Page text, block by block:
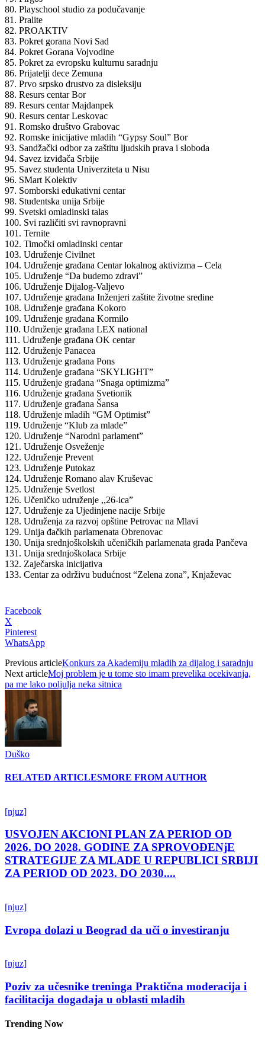
80. Playschool studio za podučavanje
81. Pralite
82. PROAKTIV
83. Pokret gorana Novi Sad
84. Pokret Gorana Vojvodine
85. Pokret za evropsku kulturnu saradnju
86. Prijatelji dece Zemuna
87. Prvo srpsko drustvo za disleksiju
88. Resurs centar Bor
89. Resurs centar Majdanpek
90. Resurs centar Leskovac
91. Romsko društvo Grabovac
92. Romske inicijative mladih “Gypsy Soul” Bor
93. Sandžački odbor za zaštitu ljudskih prava i sloboda
94. Savez izviđača Srbije
95. Savez studenta Univerziteta u Nisu
96. SMart Kolektiv
97. Somborski edukativni centar
98. Studentska unija Srbije
99. Svetski omladinski talas
100. Svi različiti svi ravnopravni
101. Ternite
102. Timočki omladinski centar
103. Udruženje Civilnet
104. Udruženje građana Centar lokalnog aktivizma – Cela
105. Udruženje “Da budemo zdravi”
106. Udruženje Dijalog-Valjevo
107. Udruženje građana Inženjeri zaštite životne sredine
108. Udruženje građana Kokoro
109. Udruženje građana Kormilo
110. Udruženje građana LEX national
111. Udruženje građana OK centar
112. Udruženje Panacea
113. Udruženje građana Pons
114. Udruženje građana “SKYLIGHT”
115. Udruženje građana “Snaga optimizma”
116. Udruženje građana Svetionik
117. Udruženje građana Šansa
118. Udruženje mladih “GM Optimist”
119. Udruženje “Klub za mlade”
120. Udruženje “Narodni parlament”
121. Udruženje Osveženje
122. Udruženje Prevent
123. Udruženje Putokaz
124. Udruženje Romano alav Kruševac
125. Udruženje Svetlost
126. Učeničko udruženje ,,26-ica”
127. Udruženje za Ujedinjene nacije Srbije
128. Udruženja za razvoj opštine Petrovac na Mlavi
129. Unija đačkih parlamenata Obrenovac
130. Unija srednjoškolskih učeničkih parlamenata grada Pančeva
131. Unija srednjoškolaca Srbije
132. Zaječarska inicijativa
133. Centar za održivu budućnost “Zelena zona”, Knjaževac
Facebook
X
Pinterest
WhatsApp
Previous articleKonkurs za Akademiju mladih za dijalog i saradnju
Next articleMoj problem je u tome sto imam prevelika ocekivanja,
pa me lako poljulja neka sitnica
Duško
RELATED ARTICLESMORE FROM AUTHOR
[njuz]
USVOJEN AKCIONI PLAN ZA PERIOD OD
2026. DO 2028. GODINE ZA SPROVOĐENjE
STRATEGIJE ZA MLADE U REPUBLICI SRBIJI
ZA PERIOD OD 2023. DO 2030....
[njuz]
Evropa dolazi u Beograd da uči o investiranju
[njuz]
Poziv za učesnike treninga Praktična moderacija i
facilitacija događaja u oblasti mladih
Trending Now